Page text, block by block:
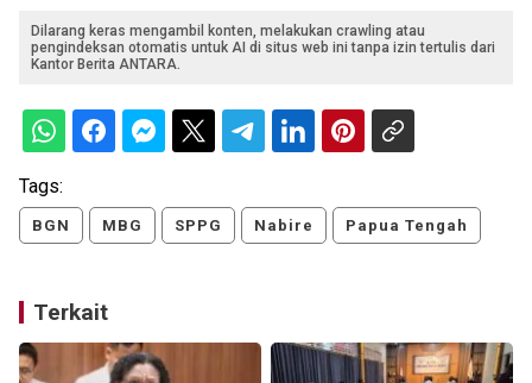
Dilarang keras mengambil konten, melakukan crawling atau
pengindeksan otomatis untuk AI di situs web ini tanpa izin tertulis dari
Kantor Berita ANTARA.
Tags:
BGN MBG SPPG Nabire Papua Tengah
Terkait